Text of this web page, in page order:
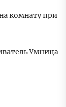
комнату при
Умница